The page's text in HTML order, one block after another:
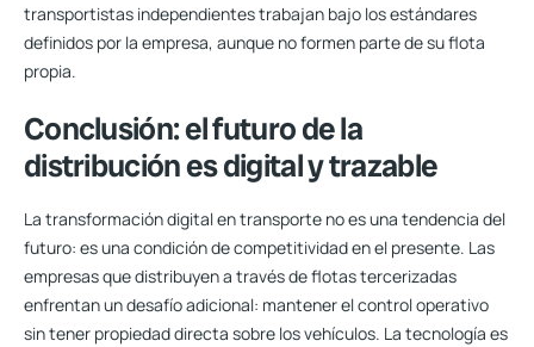
transportistas independientes trabajan bajo los estándares
definidos por la empresa, aunque no formen parte de su flota
propia.
Conclusión: el futuro de la
distribución es digital y trazable
La transformación digital en transporte no es una tendencia del
futuro: es una condición de competitividad en el presente. Las
empresas que distribuyen a través de flotas tercerizadas
enfrentan un desafío adicional: mantener el control operativo
sin tener propiedad directa sobre los vehículos. La tecnología es